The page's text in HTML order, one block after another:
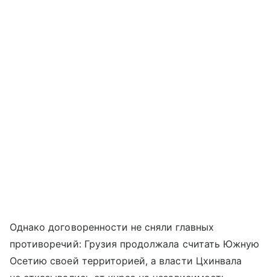
Однако договоренности не сняли главных
противоречий: Грузия продолжала считать Южную
Осетию своей территорией, а власти Цхинвала